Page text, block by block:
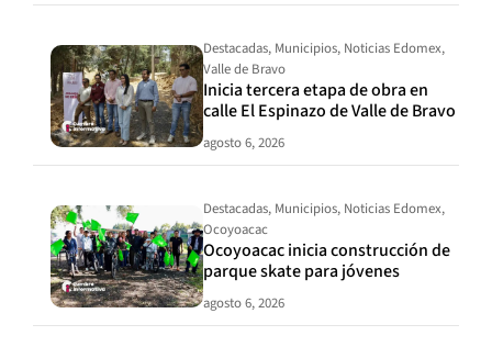
Destacadas, Municipios, Noticias Edomex,
Valle de Bravo
Inicia tercera etapa de obra en
calle El Espinazo de Valle de Bravo
agosto 6, 2026
Destacadas, Municipios, Noticias Edomex,
Ocoyoacac
Ocoyoacac inicia construcción de
parque skate para jóvenes
agosto 6, 2026